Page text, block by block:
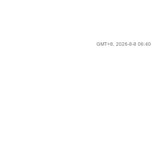
GMT+8, 2026-8-8 06:40